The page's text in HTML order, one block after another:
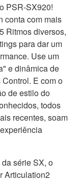
PSR-SX920!
conta com mais
Ritmos diversos,
para dar um
Use um
e dinâmica de
E com o
de estilo do
todos
recentes, soam
série SX, o
Articulation2